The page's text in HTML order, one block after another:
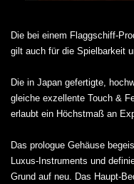
Die bei einem Flaggschiff-
gilt auch für die Spielbarkeit
Die in Japan gefertigte,
gleiche exzellente Touch &
erlaubt ein Höchstmaß an
Das prologue Gehäuse
Luxus-Instruments und
Grund auf neu. Das Haupt-